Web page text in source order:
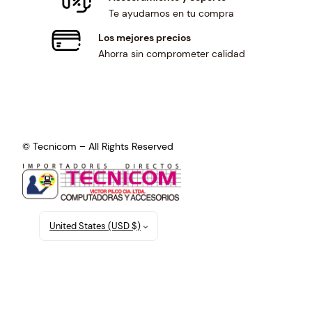
Te ayudamos en tu compra
Los mejores precios
Ahorra sin comprometer calidad
© Tecnicom – All Rights Reserved
United States (USD $)